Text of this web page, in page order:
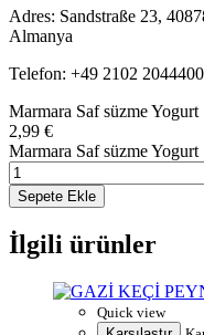
Adres: Sandstraße 23,
Almanya
Telefon: +49 2102 2044400
Marmara Saf süzme
2,99 €
Marmara Saf süzme
Sepete Ekle
İlgili ürünler
Quick view